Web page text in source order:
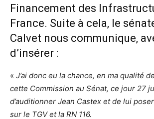
Financement des
France. Suite à cela, le
Calvet nous communique,
d’insérer :
« J’ai donc eu la chance, en ma qualité
cette Commission au Sénat, ce jour 27
d’auditionner Jean Castex et de lui
sur le TGV et la RN 116.